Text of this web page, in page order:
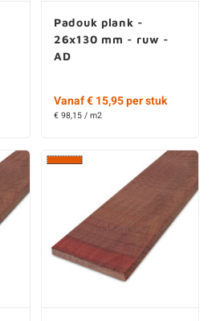
Padouk plank -
26x130 mm - ruw -
AD
Vanaf € 15,95 per stuk
€ 98,15 / m2